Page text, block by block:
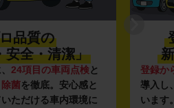
品質の
安全・清潔」
24項目の車両点検と
菌を徹底。安心感と
ただける車内環境に
登録か
導入し
います